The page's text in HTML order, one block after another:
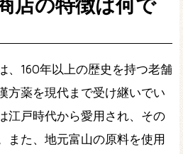
、160年以上の歴史を持つ老舗
方薬を現代まで受け継いでい
江戸時代から愛用され、その
また、地元富山の原料を使用